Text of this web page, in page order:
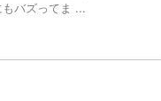
バズってま ...